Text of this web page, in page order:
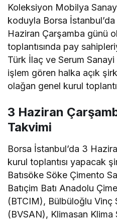
Koleksiyon Mobilya
koduyla Borsa
Haziran Çarşamba günü
toplantısında pay
Türk İlaç ve Serum
işlem gören halka açık
olağan genel kurul
3 Haziran
Takvimi
Borsa İstanbul’da 3
kurul toplantısı yapacak
Batısöke Söke Çimento
Batıçim Batı Anadolu
(BTCIM), Bülbüloğlu Vinç
(BVSAN), Klimasan